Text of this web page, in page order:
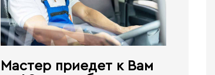
Мастер приедет к Вам